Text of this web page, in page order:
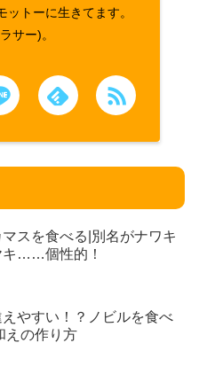
トーに生きてます。
サー)。
スを食べる|別名がナワキ
キ……個性的！
やすい！？ノビルを食べ
えの作り方